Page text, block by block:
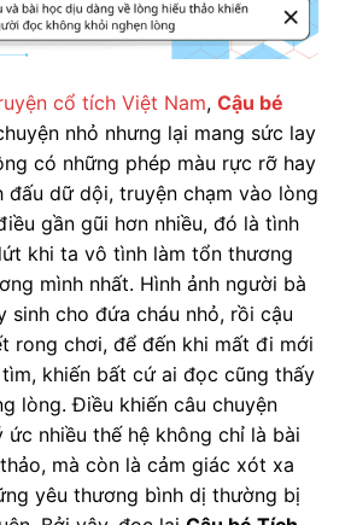
cổ tích Việt Nam, Cậu bé
nhỏ nhưng lại mang sức lay
có những phép màu rực rỡ hay
đấu dữ dội, truyện chạm vào lòng
gần gũi hơn nhiều, đó là tình
khi ta vô tình làm tổn thương
mình nhất. Hình ảnh người bà
sinh cho đứa cháu nhỏ, rồi cậu
rong chơi, để đến khi mất đi mới
khiến bất cứ ai đọc cũng thấy
lòng. Điều khiến câu chuyện
ức nhiều thế hệ không chỉ là bài
mà còn là cảm giác xót xa
yêu thương bình dị thường bị